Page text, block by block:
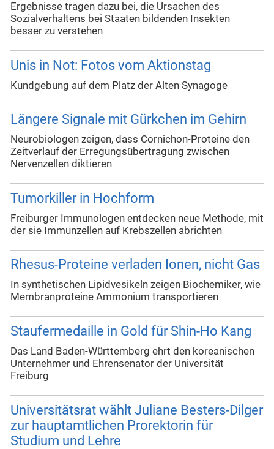
Ergebnisse tragen dazu bei, die Ursachen des
Sozialverhaltens bei Staaten bildenden Insekten
besser zu verstehen
Unis in Not: Fotos vom Aktionstag
Kundgebung auf dem Platz der Alten Synagoge
Längere Signale mit Gürkchen im Gehirn
Neurobiologen zeigen, dass Cornichon-Proteine den
Zeitverlauf der Erregungsübertragung zwischen
Nervenzellen diktieren
Tumorkiller in Hochform
Freiburger Immunologen entdecken neue Methode, mit
der sie Immunzellen auf Krebszellen abrichten
Rhesus-Proteine verladen Ionen, nicht Gas
In synthetischen Lipidvesikeln zeigen Biochemiker, wie
Membranproteine Ammonium transportieren
Staufermedaille in Gold für Shin-Ho Kang
Das Land Baden-Württemberg ehrt den koreanischen
Unternehmer und Ehrensenator der Universität
Freiburg
Universitätsrat wählt Juliane Besters-Dilger
zur hauptamtlichen Prorektorin für
Studium und Lehre